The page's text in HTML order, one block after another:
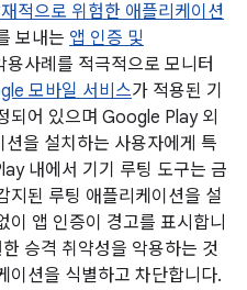
적으로 위험한 애플리케이션
보내는 앱 인증 및
용사례를 적극적으로 모니터
모바일 서비스가 적용된 기
되어 있으며 Google Play 외
을 설치하는 사용자에게 특
내에서 기기 루팅 도구는 금
지된 루팅 애플리케이션을 설
이 앱 인증이 경고를 표시합니
승격 취약성을 악용하는 것
이션을 식별하고 차단합니다.